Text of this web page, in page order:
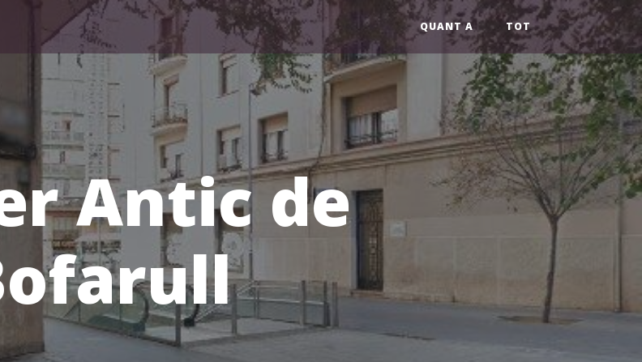
QUANT A TOT
Antic de